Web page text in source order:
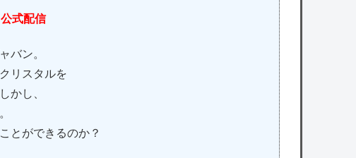
式配信
バン。
リスタルを
かし、
とができるのか？